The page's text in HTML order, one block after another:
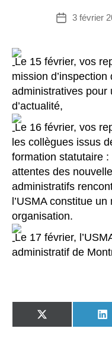
Date3 février
Le 15 février, vos
mission
administratives pour
d’actualité,
Le 16 février, vos
les collègues issus
formation statutaire
attentes des
administratifs
l’USMA constitue
organisation.
Le 17 février,
administratif de
SHARE
ON